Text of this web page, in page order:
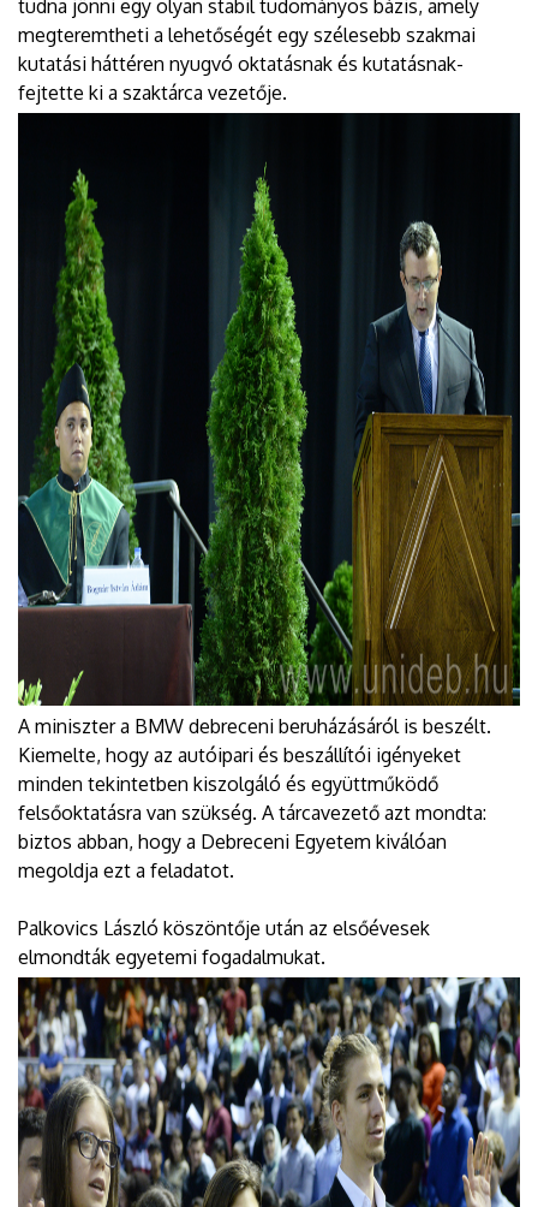
tudna jönni egy olyan stabil tudományos bázis, amely
megteremtheti a lehetőségét egy szélesebb szakmai
kutatási háttéren nyugvó oktatásnak és kutatásnak-
fejtette ki a szaktárca vezetője.
A miniszter a BMW debreceni beruházásáról is beszélt.
Kiemelte, hogy az autóipari és beszállítói igényeket
minden tekintetben kiszolgáló és együttműködő
felsőoktatásra van szükség. A tárcavezető azt mondta:
biztos abban, hogy a Debreceni Egyetem kiválóan
megoldja ezt a feladatot.
Palkovics László köszöntője után az elsőévesek
elmondták egyetemi fogadalmukat.